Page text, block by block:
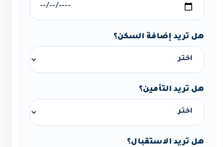
هل تريد إضافة السكن؟
هل تريد التأمين؟
هل تريد الاستقبال؟